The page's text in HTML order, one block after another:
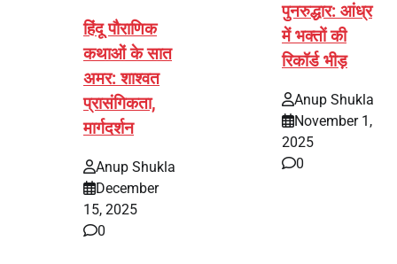
हिंदू पौराणिक
कथाओं के सात
अमर: शाश्वत
प्रासंगिकता,
मार्गदर्शन
Anup Shukla
December
15, 2025
0
पुनरुद्धार: आंध्र
में भक्तों की
रिकॉर्ड भीड़
Anup Shukla
November 1,
2025
0